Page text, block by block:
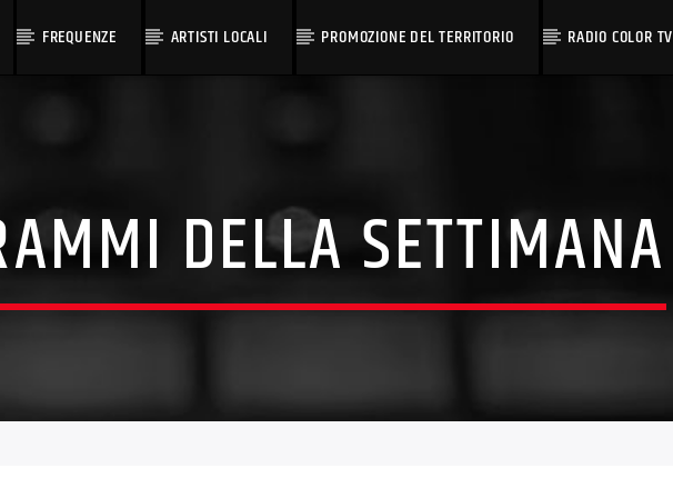
FREQUENZE ARTISTI LOCALI PROMOZIONE DEL TERRITORIO RADIO COLOR TV
DELLA SETTIMANA